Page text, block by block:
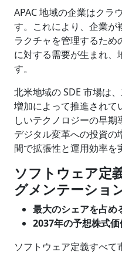
APAC 地域の企業はクラ
す。これにより、企業が
ラクチャを管理するため
に対する需要が生まれ、
す。
北米地域の SDE 市場は
増加によって推進されて
しいテクノロジーの早期
デジタル変革への投資
間で拡張性と運用効率を
ソフトウェア定
グメンテーショ
最大のシェアを占め
2037年の予想株式価
ソフトウェア定義すべ